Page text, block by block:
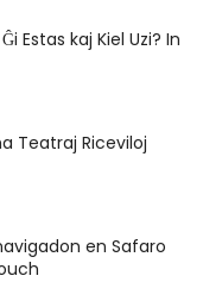
Estas kaj Kiel Uzi? In
Teatraj Riceviloj
en Safaro